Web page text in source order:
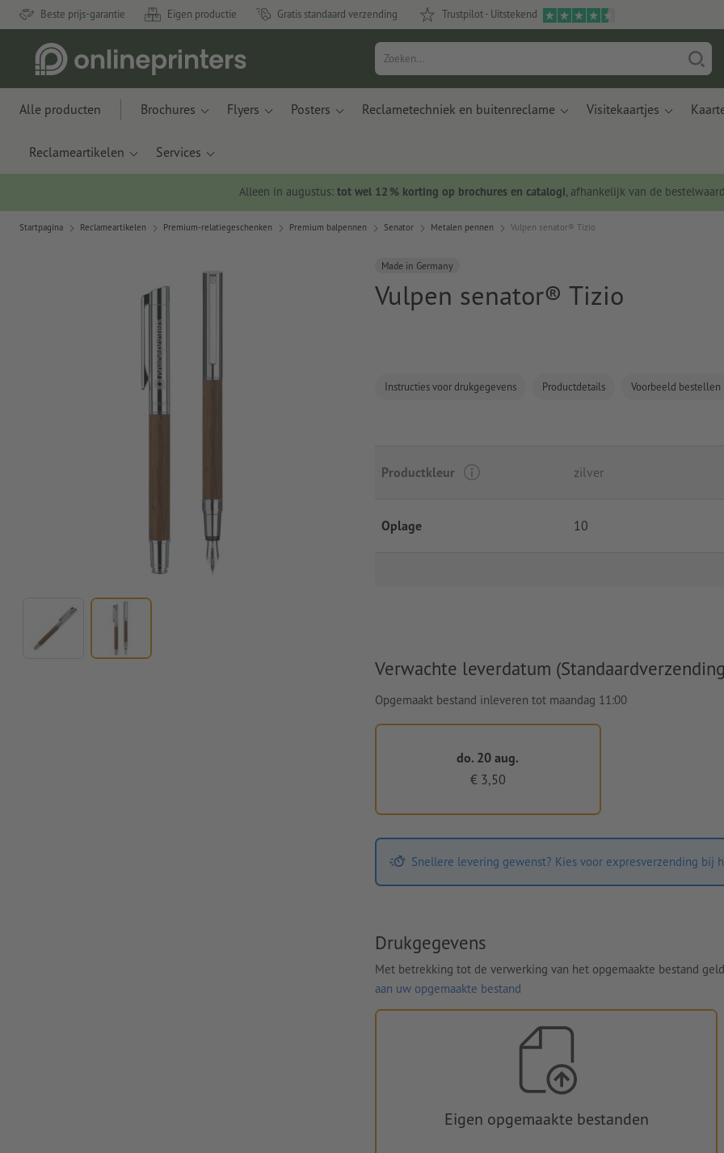
Beste prijs-garantie Eigen productie Gratis standaard verzending Trustpilot - Uitstekend
Alle producten Brochures Flyers Posters Reclametechniek en buitenreclame Visitekaartjes
Reclameartikelen Services
Alleen in augustus: tot wel 12 % korting op brochures en catalogi, afhankelijk van de
Startpagina Reclameartikelen Premium-relatiegeschenken Premium balpennen Senator Metalen pennen Vulpen senator® Tizio
Made in Germany
Vulpen senator® Tizio
Instructies voor drukgegevens Productdetails Voorbeeld bestellen
Productkleur zilver
Oplage 10
Verwachte leverdatum
Opgemaakt bestand inleveren tot maandag 11:00
do. 20 aug.
€ 3,50
Snellere levering gewenst? Kies voor expresverzending bij
Drukgegevens
Met betrekking tot de verwerking van het opgemaakte bestand
aan uw opgemaakte bestand
Eigen opgemaakte bestanden